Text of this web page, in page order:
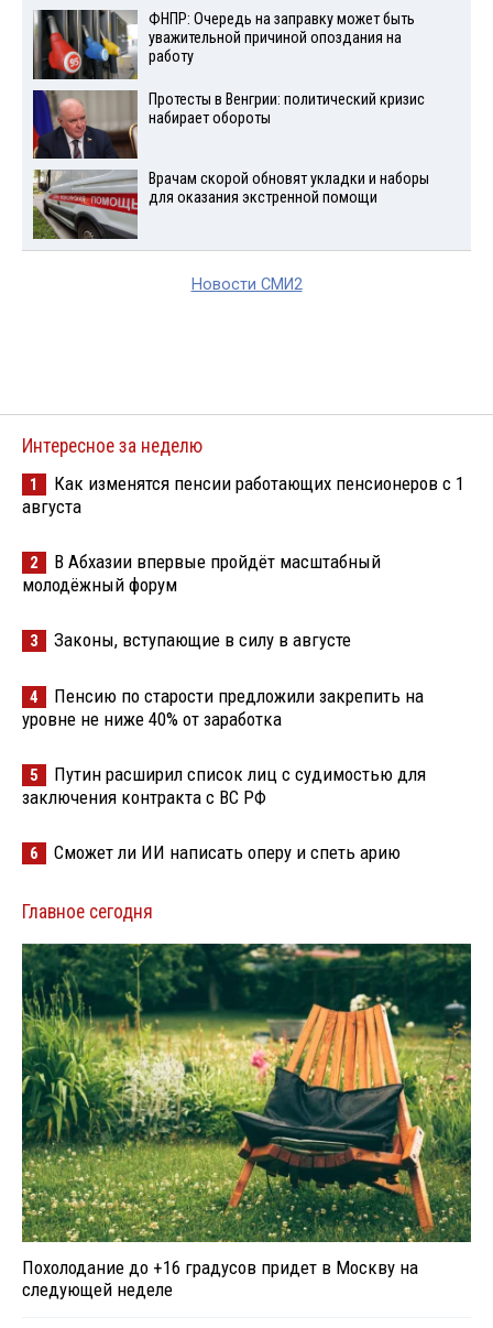
ФНПР: Очередь на заправку может быть
уважительной причиной опоздания на
работу
Протесты в Венгрии: политический кризис
набирает обороты
Врачам скорой обновят укладки и наборы
для оказания экстренной помощи
Новости СМИ2
Интересное за неделю
1
Как изменятся пенсии работающих пенсионеров с 1
августа
2
В Абхазии впервые пройдёт масштабный
молодёжный форум
3 Законы, вступающие в силу в августе
4
Пенсию по старости предложили закрепить на
уровне не ниже 40% от заработка
5
Путин расширил список лиц с судимостью для
заключения контракта с ВС РФ
6 Сможет ли ИИ написать оперу и спеть арию
Главное сегодня
Похолодание до +16 градусов придет в Москву на
следующей неделе